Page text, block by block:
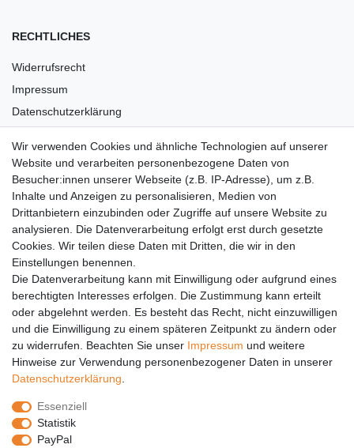
RECHTLICHES
Widerrufsrecht
Impressum
Datenschutzerklärung
Barrierefreiheit
Anleitungen
Vertrag widerrufen
PARTNER
DHL
GLS
PaketPLUS
SPONSORING
Malchower SV 90
Malchower Wölfe
Wir verwenden Cookies und ähnliche Technologien auf unserer
Website und verarbeiten personenbezogene Daten von
Besucher:innen unserer Webseite (z.B. IP-Adresse), um z.B.
Inhalte und Anzeigen zu personalisieren, Medien von
Drittanbietern einzubinden oder Zugriffe auf unsere Website zu
analysieren. Die Datenverarbeitung erfolgt erst durch gesetzte
Cookies. Wir teilen diese Daten mit Dritten, die wir in den
Einstellungen benennen.
Die Datenverarbeitung kann mit Einwilligung oder aufgrund eines
berechtigten Interesses erfolgen. Die Zustimmung kann erteilt
oder abgelehnt werden. Es besteht das Recht, nicht einzuwilligen
und die Einwilligung zu einem späteren Zeitpunkt zu ändern oder
zu widerrufen. Beachten Sie unser Impressum und weitere
Hinweise zur Verwendung personenbezogener Daten in unserer
Daten­schutz­erklärung
Essenziell
Statistik
PayPal